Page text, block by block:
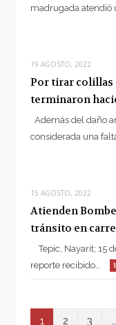
madrugada atendió
19 AGOSTO, 2022
Por tirar colillas
terminaron
Además del daño
considerada una
15 AGOSTO, 2022
Atienden
tránsito en
Tepic, Nayarit; 15
reporte recibido…
1 2 3 …